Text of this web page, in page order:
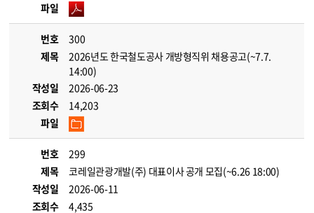
파일
번호
300
제목
2026년도 한국철도공사 개방형직위 채용공고(~7.7.
14:00)
작성일
2026-06-23
조회수
14,203
파일
번호
299
제목
코레일관광개발(주) 대표이사 공개 모집(~6.26 18:00)
작성일
2026-06-11
조회수
4,435